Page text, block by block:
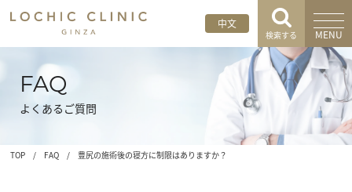
中文
検索する MENU
FAQ
よくあるご質問
TOP / FAQ / 豊尻の施術後の寝方に制限はありますか？